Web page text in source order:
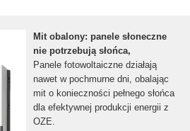
Mit obalony: panele słoneczne
nie potrzebują słońca,
Panele fotowoltaiczne działają
nawet w pochmurne dni, obalając
mit o konieczności pełnego słońca
dla efektywnej produkcji energii z
OZE.